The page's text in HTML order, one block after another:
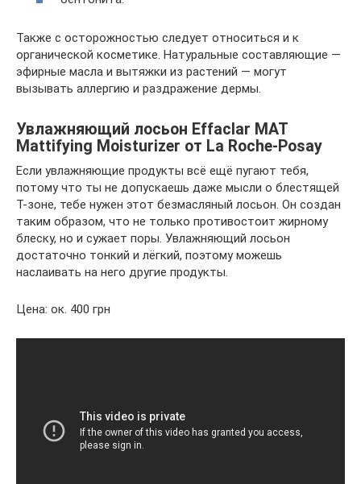
Также с осторожностью следует относиться и к
органической косметике. Натуральные составляющие —
эфирные масла и вытяжки из растений — могут
вызывать аллергию и раздражение дермы.
Увлажняющий лосьон Effaclar MAT
Mattifying Moisturizer от La Roche-Posay
Если увлажняющие продукты всё ещё пугают тебя,
потому что ты не допускаешь даже мысли о блестящей
Т-зоне, тебе нужен этот безмасляный лосьон. Он создан
таким образом, что не только противостоит жирному
блеску, но и сужает поры. Увлажняющий лосьон
достаточно тонкий и лёгкий, поэтому можешь
наслаивать на него другие продукты.
Цена: ок. 400 грн